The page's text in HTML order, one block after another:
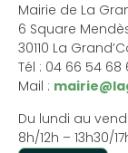
Mairie de La
6 Square
30110 La
Tél : 04 66 54 68
Mail :
Du lundi au
8h/12h – 13h30/